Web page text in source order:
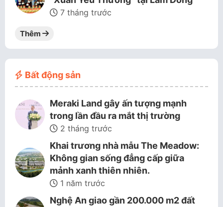
7 tháng trước
Thêm
Bất động sản
Meraki Land gây ấn tượng mạnh
trong lần đầu ra mắt thị trường
2 tháng trước
Khai trương nhà mẫu The Meadow:
Không gian sống đẳng cấp giữa
mảnh xanh thiên nhiên.
1 năm trước
Nghệ An giao gần 200.000 m2 đất